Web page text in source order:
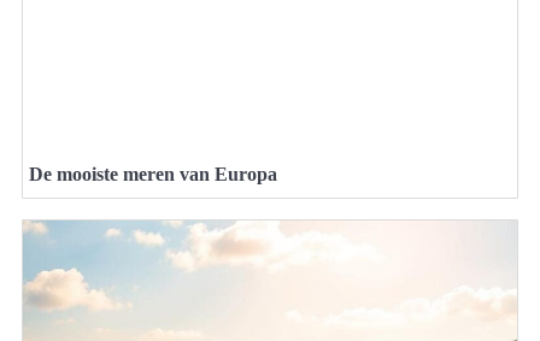
De mooiste meren van Europa